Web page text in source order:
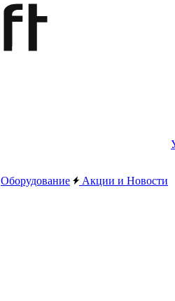
Оборудование Акции и Новости